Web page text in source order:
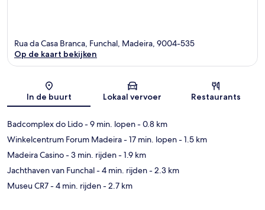
Kaart
Rua da Casa Branca, Funchal, Madeira, 9004-535
Op de kaart bekijken
In de buurt Lokaal vervoer Restaurants
Badcomplex do Lido- 9 min. lopen- 0.8 km
Winkelcentrum Forum Madeira- 17 min. lopen- 1.5 km
Madeira Casino- 3 min. rijden- 1.9 km
Jachthaven van Funchal- 4 min. rijden- 2.3 km
Museu CR7- 4 min. rijden- 2.7 km